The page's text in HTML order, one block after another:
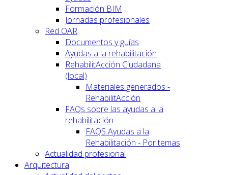
Formación BIM
Jornadas profesionales
Red OAR
Documentos y guías
Ayudas a la rehabilitación
RehabilitAcción Ciudadana
(local)
Materiales generados -
RehabilitAcción
FAQs sobre las ayudas a la
rehabilitación
FAQS Ayudas a la
Rehabilitación - Por temas
Actualidad profesional
Arquitectura